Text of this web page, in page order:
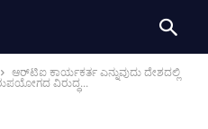
ಆರ್‌ಟಿಐ ಕಾರ್ಯಕರ್ತ ಎನ್ನುವುದು ದೇಶದಲ್ಲಿ
ವಿರುದ್ಧ...